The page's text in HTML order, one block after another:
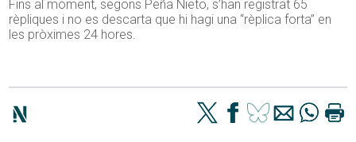
Fins al moment, segons Peña Nieto, s’han registrat 65
rèpliques i no es descarta que hi hagi una “rèplica forta” en
les pròximes 24 hores.